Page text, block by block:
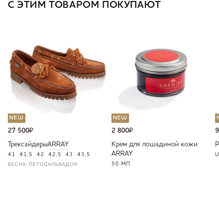
С ЭТИМ ТОВАРОМ ПОКУПАЮТ
NEW
27 500₽
ТрексайдерыARRAY
41 41,5 42 42,5 43 43,5
ВЕСНА-ЛЕТОСАЛЬВАДОР
NEW
2 800₽
Крем для лошадиной кожи
ARRAY
50 МЛ